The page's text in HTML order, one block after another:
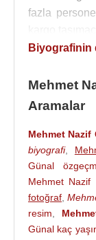
fazla
Grupta 20
Birleşik
bedeli 3.5
MNG
her türlü
merkezleri,
baraj,
Biyografinin
Mehmet
Aramalar
Mehmet Nazif
biyografi,
Günal
Mehmet Nazif
fotoğraf ,
resim
Günal kaç